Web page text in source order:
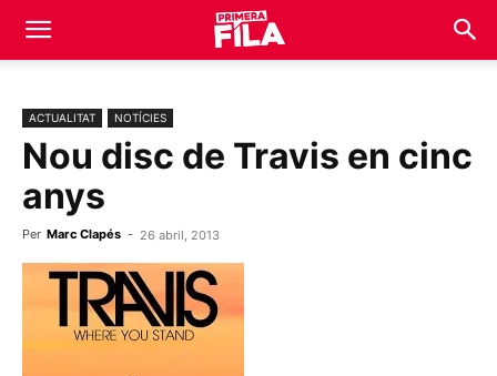
ACTUALITAT NOTÍCIES
Nou disc de Travis en cinc
anys
Per Marc Clapés - 26 abril, 2013